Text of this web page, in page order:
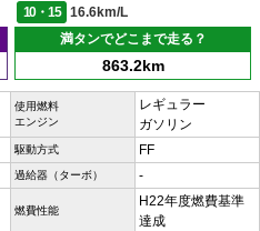
10・15
16.6km/L
満タンでどこまで走る？
863.2km
使用燃料
エンジン
レギュラー
ガソリン
駆動方式 FF
過給器（ターボ） -
燃費性能
H22年度燃費基準
達成